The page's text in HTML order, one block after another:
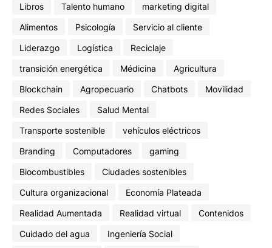
Libros
Talento humano
marketing digital
Alimentos
Psicología
Servicio al cliente
Liderazgo
Logística
Reciclaje
transición energética
Médicina
Agricultura
Blockchain
Agropecuario Chatbots
Movilidad
Redes Sociales
Salud Mental
Transporte sostenible
vehículos eléctricos
Branding
Computadores
gaming
Biocombustibles
Ciudades sostenibles
Cultura organizacional
Economía Plateada
Realidad Aumentada
Realidad virtual
Contenidos
Cuidado del agua
Ingeniería Social